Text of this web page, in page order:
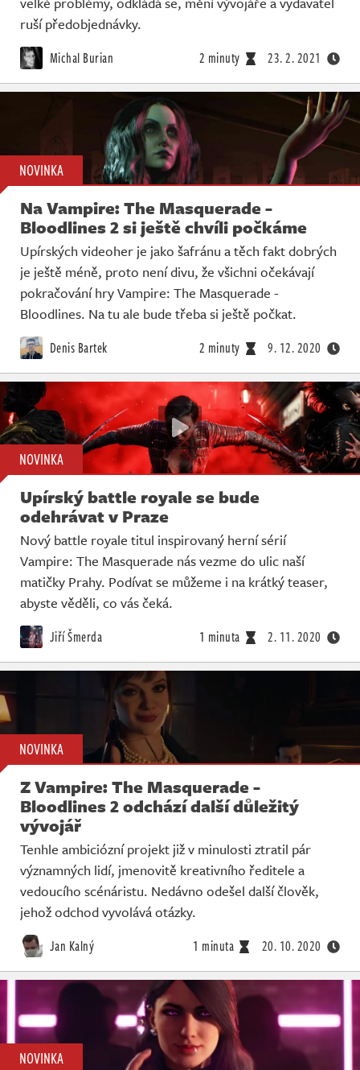
ruší předobjednávky.
Michal Burian 2 minuty 23. 2. 2021
NOVINKA
Na Vampire: The Masquerade -
Bloodlines 2 si ještě chvíli počkáme
Upírských videoher je jako šafránu a těch fakt dobrých
je ještě méně, proto není divu, že všichni očekávají
pokračování hry Vampire: The Masquerade -
Bloodlines. Na tu ale bude třeba si ještě počkat.
Denis Bartek 2 minuty 9. 12. 2020
NOVINKA
Upírský battle royale se bude
odehrávat v Praze
Nový battle royale titul inspirovaný herní sérií
Vampire: The Masquerade nás vezme do ulic naší
matičky Prahy. Podívat se můžeme i na krátký teaser,
abyste věděli, co vás čeká.
Jiří Šmerda 1 minuta 2. 11. 2020
NOVINKA
Z Vampire: The Masquerade -
Bloodlines 2 odchází další důležitý
vývojář
Tenhle ambiciózní projekt již v minulosti ztratil pár
významných lidí, jmenovitě kreativního ředitele a
vedoucího scénáristu. Nedávno odešel další člověk,
jehož odchod vyvolává otázky.
Jan Kalný 1 minuta 20. 10. 2020
NOVINKA